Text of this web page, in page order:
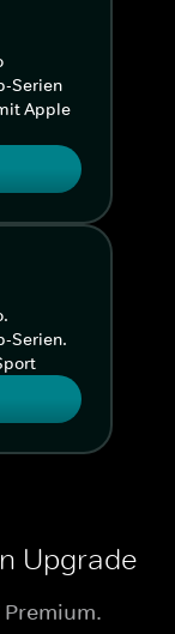
Serien
Apple
Serien.
Upgrade